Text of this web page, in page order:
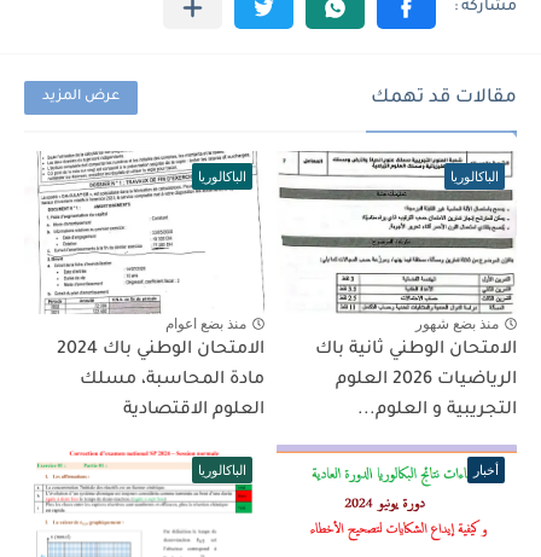
مقالات قد تهمك عرض المزيد
الباكالوريا
منذ بضع شهور
الامتحان الوطني ثانية باك
الرياضيات 2026 العلوم
التجريبية و العلوم...
الباكالوريا
منذ بضع اعوام
الامتحان الوطني باك 2024
مادة المحاسبة، مسلك
العلوم الاقتصادية
أخبار الباكالوريا